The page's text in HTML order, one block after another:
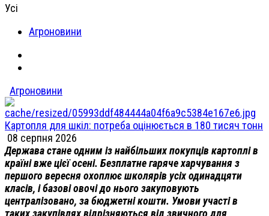
Усі
Агроновини
Агроновини
Картопля для шкіл: потреба оцінюється в 180 тисяч тонн
08 серпня 2026
Держава стане одним із найбільших покупців картоплі в
країні вже цієї осені. Безплатне гаряче харчування з
першого вересня охоплює школярів усіх одинадцяти
класів, і базові овочі до нього закуповують
централізовано, за бюджетні кошти. Умови участі в
таких закупівлях відрізняються від звичного для